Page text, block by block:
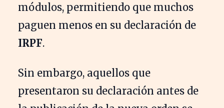
módulos, permitiendo que muchos
paguen menos en su declaración de
IRPF.
Sin embargo, aquellos que
presentaron su declaración antes de